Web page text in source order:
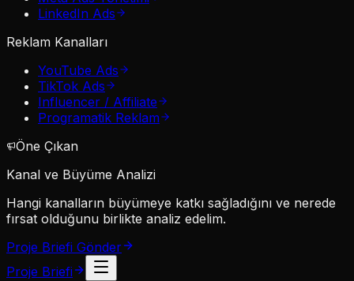
LinkedIn Ads
Reklam Kanalları
YouTube Ads
TikTok Ads
Influencer / Affiliate
Programatik Reklam
Öne Çıkan
Kanal ve Büyüme Analizi
Hangi kanalların büyümeye katkı sağladığını ve nerede
fırsat olduğunu birlikte analiz edelim.
Proje Briefi Gönder
Proje Briefi